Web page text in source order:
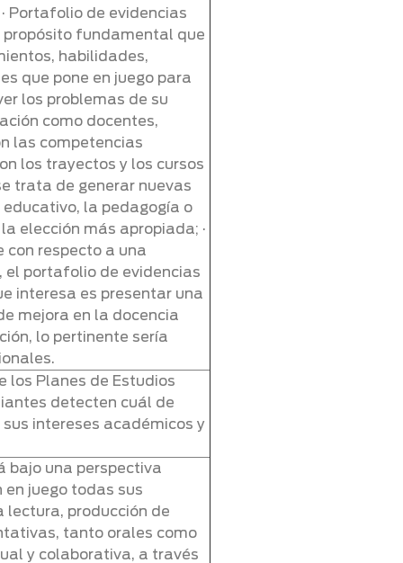
Portafolio de evidencias
propósito fundamental que
habilidades,
que pone en juego para
los problemas de su
como docentes,
las competencias
los trayectos y los cursos
trata de generar nuevas
la pedagogía o
elección más apropiada; ·
con respecto a una
el portafolio de evidencias
interesa es presentar una
mejora en la docencia
lo pertinente sería
los Planes de Estudios
detecten cuál de
intereses académicos y
bajo una perspectiva
juego todas sus
lectura, producción de
tanto orales como
y colaborativa, a través